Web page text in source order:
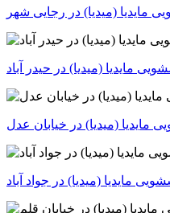
مایدیا (میدیا) در رجایی شهر
مایدیا (میدیا) در حیدر آباد
مایدیا (میدیا) در خیابان عدل
مایدیا (میدیا) در جواد آباد